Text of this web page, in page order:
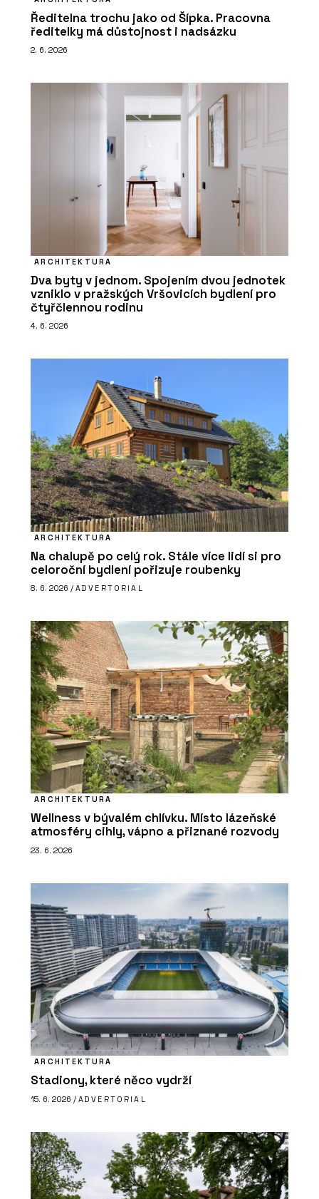
Ředitelna trochu jako od Šípka. Pracovna
ředitelky má důstojnost i nadsázku
2. 6. 2026
ARCHITEKTURA
Dva byty v jednom. Spojením dvou jednotek
vzniklo v pražských Vršovicích bydlení pro
čtyřčlennou rodinu
4. 6. 2026
ARCHITEKTURA
Na chalupě po celý rok. Stále více lidí si pro
celoroční bydlení pořizuje roubenky
8. 6. 2026 / ADVERTORIAL
ARCHITEKTURA
Wellness v bývalém chlívku. Místo lázeňské
atmosféry cihly, vápno a přiznané rozvody
23. 6. 2026
ARCHITEKTURA
Stadiony, které něco vydrží
15. 6. 2026 / ADVERTORIAL